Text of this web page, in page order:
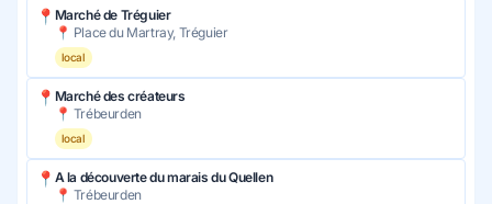
📍 Marché de Tréguier
📍 Place du Martray, Tréguier
local
📍 Marché des créateurs
📍 Trébeurden
local
📍 A la découverte du marais du Quellen
📍 Trébeurden